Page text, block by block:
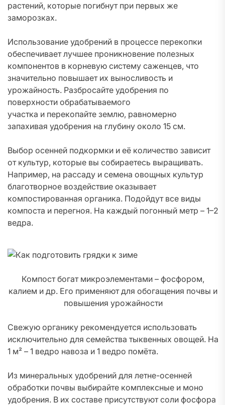
растений, которые погибнут при первых же
заморозках.
Использование удобрений в процессе перекопки
обеспечивает лучшее проникновение полезных
компонентов в корневую систему саженцев, что
значительно повышает их выносливость и
урожайность. Разбросайте удобрения по
поверхности обрабатываемого
участка и перекопайте землю, равномерно
запахивая удобрения на глубину около 15 см.
Выбор осенней подкормки и её количество зависит
от культур, которые вы собираетесь выращивать.
Например, на рассаду и семена овощных культур
благотворное воздействие оказывает
компостированная органика. Подойдут все виды
компоста и перегноя. На каждый погонный метр – 1–2
ведра.
Компост богат микроэлементами – фосфором,
калием и др. Его применяют для обогащения почвы и
повышения урожайности
Свежую органику рекомендуется использовать
исключительно для семейства тыквенных овощей. На
1 м² – 1 ведро навоза и 1 ведро помёта.
Из минеральных удобрений для летне-осенней
обработки почвы выбирайте комплексные и моно
удобрения. В их составе присутствуют соли фосфора